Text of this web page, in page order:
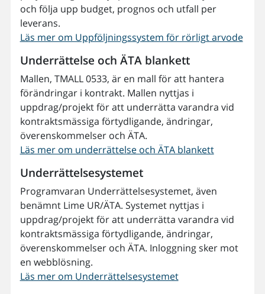
och följa upp budget, prognos och utfall per
leverans.
Läs mer om Uppföljningssystem för rörligt arvode
Underrättelse och ÄTA blankett
Mallen, TMALL 0533, är en mall för att hantera
förändringar i kontrakt. Mallen nyttjas i
uppdrag/projekt för att underrätta varandra vid
kontraktsmässiga förtydligande, ändringar,
överenskommelser och ÄTA.
Läs mer om underrättelse och ÄTA blankett
Underrättelsesystemet
Programvaran Underrättelsesystemet, även
benämnt Lime UR/ÄTA. Systemet nyttjas i
uppdrag/projekt för att underrätta varandra vid
kontraktsmässiga förtydligande, ändringar,
överenskommelser och ÄTA. Inloggning sker mot
en webblösning.
Läs mer om Underrättelsesystemet